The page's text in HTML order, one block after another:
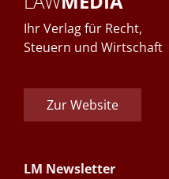
Ihr Verlag für Recht,
Steuern und Wirtschaft
Zur Website
LM Newsletter